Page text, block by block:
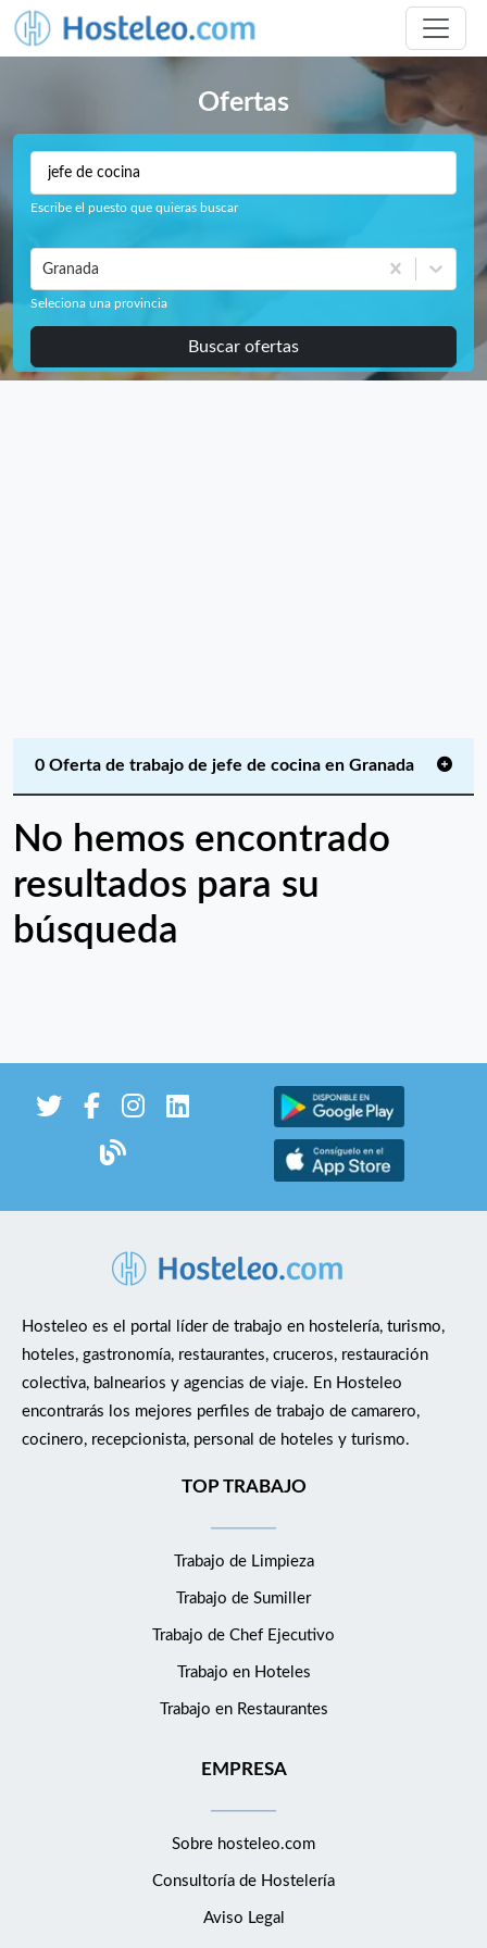
Ofertas
Escribe el puesto que quieras buscar
Granada
Seleciona una provincia
Buscar ofertas
0 Oferta de trabajo de jefe de cocina en Granada
No hemos encontrado
resultados para su
búsqueda
Hosteleo es el portal líder de trabajo en hostelería, turismo,
hoteles, gastronomía, restaurantes, cruceros, restauración
colectiva, balnearios y agencias de viaje. En Hosteleo
encontrarás los mejores perfiles de trabajo de camarero,
cocinero, recepcionista, personal de hoteles y turismo.
TOP TRABAJO
Trabajo de Limpieza
Trabajo de Sumiller
Trabajo de Chef Ejecutivo
Trabajo en Hoteles
Trabajo en Restaurantes
EMPRESA
Sobre hosteleo.com
Consultoría de Hostelería
Aviso Legal